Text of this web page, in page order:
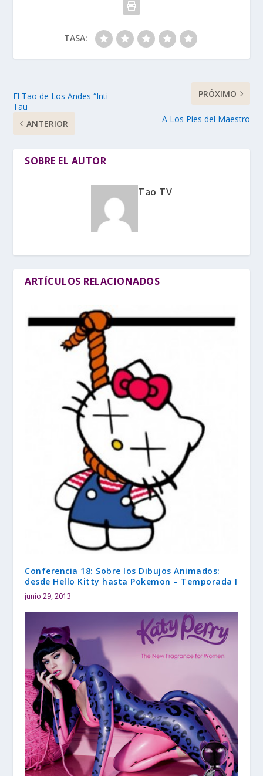
TASA:
El Tao de Los Andes “Inti
Tau
ANTERIOR
PRÓXIMO
A Los Pies del Maestro
SOBRE EL AUTOR
Tao TV
ARTÍCULOS RELACIONADOS
Conferencia 18: Sobre los Dibujos Animados:
desde Hello Kitty hasta Pokemon – Temporada I
junio 29, 2013